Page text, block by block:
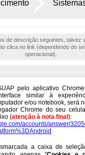
de descrição seguintes, talvez
clica no link (dependendo do
operacional).